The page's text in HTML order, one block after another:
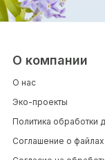
О компании
О нас
Эко-проекты
Политика обработки
Соглашение о